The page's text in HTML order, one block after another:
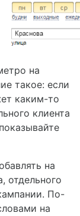
на
такое: если
каким-то
клиента
на
отдельного
По-
на